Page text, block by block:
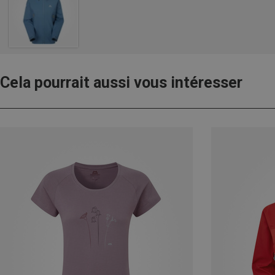
Cela pourrait aussi vous intéresser